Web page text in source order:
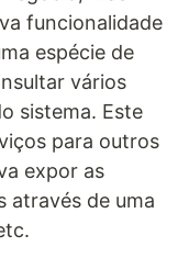
funcionalidade
espécie de
vários
sistema. Este
para outros
expor as
através de uma